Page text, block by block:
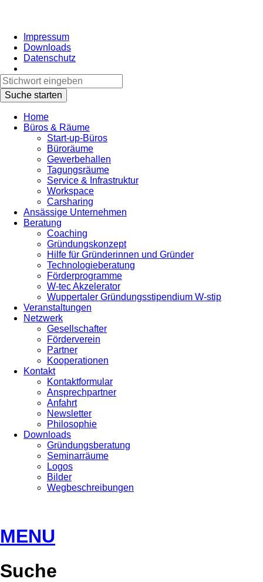
Impressum
Downloads
Datenschutz
Home
Büros & Räume
Start-up-Büros
Büroräume
Gewerbehallen
Tagungsräume
Service & Infrastruktur
Workspace
Carsharing
Ansässige Unternehmen
Beratung
Coaching
Gründungskonzept
Hilfe für Gründerinnen und Gründer
Technologieberatung
Förderprogramme
W-tec Akzelerator
Wuppertaler Gründungsstipendium W-stip
Veranstaltungen
Netzwerk
Gesellschafter
Förderverein
Partner
Kooperationen
Kontakt
Kontaktformular
Ansprechpartner
Anfahrt
Newsletter
Philosophie
Downloads
Gründungsberatung
Seminarräume
Logos
Bilder
Wegbeschreibungen
MENU
Suche